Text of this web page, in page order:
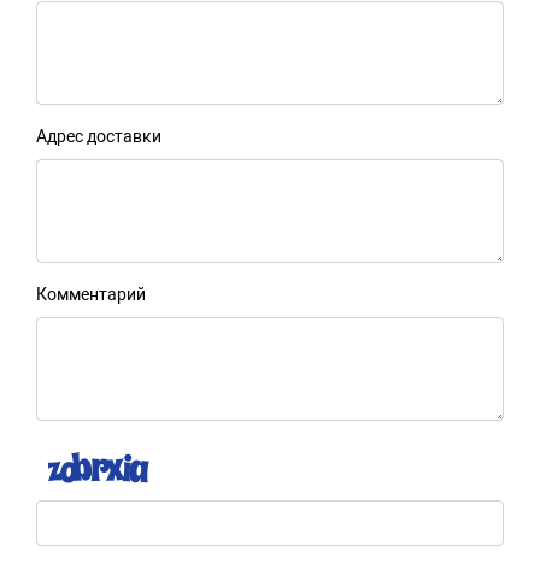
Адрес доставки
Комментарий